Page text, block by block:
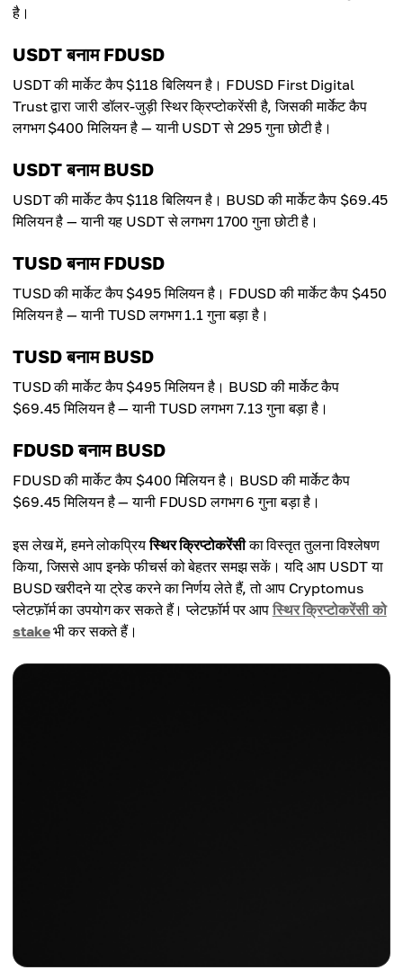
है।
USDT बनाम FDUSD
USDT की मार्केट कैप $118 बिलियन है। FDUSD First Digital
Trust द्वारा जारी डॉलर-जुड़ी स्थिर क्रिप्टोकरेंसी है, जिसकी मार्केट कैप
लगभग $400 मिलियन है — यानी USDT से 295 गुना छोटी है।
USDT बनाम BUSD
USDT की मार्केट कैप $118 बिलियन है। BUSD की मार्केट कैप $69.45
मिलियन है — यानी यह USDT से लगभग 1700 गुना छोटी है।
TUSD बनाम FDUSD
TUSD की मार्केट कैप $495 मिलियन है। FDUSD की मार्केट कैप $450
मिलियन है — यानी TUSD लगभग 1.1 गुना बड़ा है।
TUSD बनाम BUSD
TUSD की मार्केट कैप $495 मिलियन है। BUSD की मार्केट कैप
$69.45 मिलियन है — यानी TUSD लगभग 7.13 गुना बड़ा है।
FDUSD बनाम BUSD
FDUSD की मार्केट कैप $400 मिलियन है। BUSD की मार्केट कैप
$69.45 मिलियन है — यानी FDUSD लगभग 6 गुना बड़ा है।
इस लेख में, हमने लोकप्रियस्थिर क्रिप्टोकरेंसीका विस्तृत तुलना विश्लेषण
किया, जिससे आप इनके फीचर्स को बेहतर समझ सकें। यदि आप USDT या
BUSD खरीदने या ट्रेड करने का निर्णय लेते हैं, तो आप Cryptomus
प्लेटफ़ॉर्म का उपयोग कर सकते हैं। प्लेटफ़ॉर्म पर आपस्थिर क्रिप्टोकरेंसी को
stakeभी कर सकते हैं।